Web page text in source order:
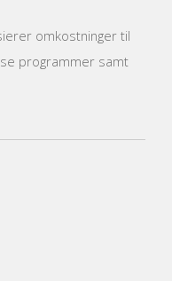
omkostninger til
programmer samt